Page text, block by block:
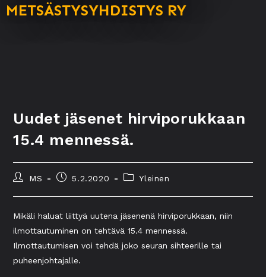
METSÄSTYSYHDISTYS RY
Uudet jäsenet hirviporukkaan
15.4 mennessä.
MS 5.2.2020 Yleinen
Mikäli haluat liittyä uutena jäsenenä hirviporukkaan, niin
ilmottautuminen on tehtävä 15.4 mennessä.
Ilmottautumisen voi tehdä joko seuran sihteerille tai
puheenjohtajalle.